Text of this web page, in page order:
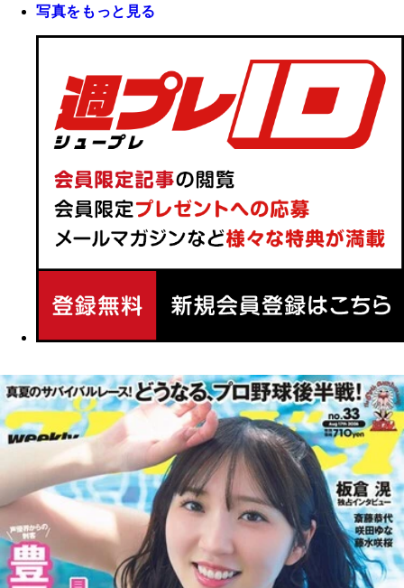
写真をもっと見る